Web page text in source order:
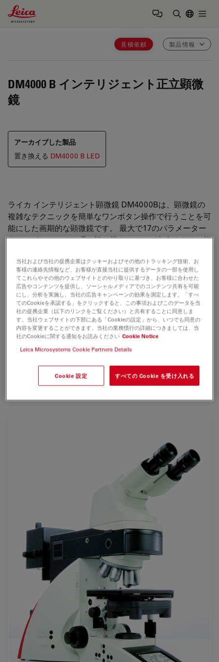
Leica Microsystems Logo
見積依頼 製品情報
DM4000 B インテリジェント正立顕微
鏡
アーカイブした製品
置き換える DM4000 B LED
ライカ インテリジェント顕微鏡 DM4000Bは、顕微鏡の
複雑なテクニックを簡単なワンボタン操作で行うことを可
能にした画期的な顕微鏡です。 最大で17のパラメーター
をワンボタンで、一瞬で切り替えることが出来るため、複
ができます。
●明視野、暗視野、蛍光、位相差、微分干渉をワンボタン
でクイックチェンジ。
●蛍光色素ごとに励起光の強度をコントロールし、多重染
色試料でも鮮明な像が得られるFIM (Fluorescence
Intensity Management)。
●電圧を変えても色温度を一定に保つCCIC (Constant
Color Intensity Control)。
●円形5ステップ、矩形4ステップの蛍光視野絞り。
●蛍光フィルター、シャッター、透過光視野絞り、開口絞
り、コンデンサは電動自動制御。
当社および当社の提携企業はクッキーおよびその他のトラッキング技術、お
客様の連絡先情報など、お客様が直接当社に提供するデータの一部を使用し
てこれらやその他のウェブサイトとのやり取りに基づき、お客様に合わせた
広告やコンテンツを提供し、ソーシャルメディアでのコンテンツ共有を可能
にし、分析を実施し、当社の広告キャンペーンの効果を測定します。「すべ
てのCookieを承認する」をクリックすると、この事項およびこのデータを当
社の提携企業（以下のリンクをご覧ください）と共有することに同意しま
す。当社ウェブサイトの下部にある「Cookieの設定」から、いつでも同意の
内容を変更することができます。当社の業務慣行の詳細につきましては、当
社のCookieに関する通知をお読みください Cookie Notice
Leica Microsystems Cookie Partners Details
Cookie 設定 すべての Cookie を受け入れる